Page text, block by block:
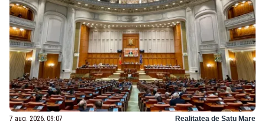
7 aug. 2026, 09:07 Realitatea de Satu Mare